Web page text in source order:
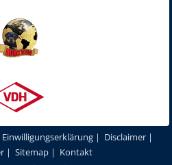
Einwilligungserklärung | Disclaimer |
| Sitemap| Kontakt